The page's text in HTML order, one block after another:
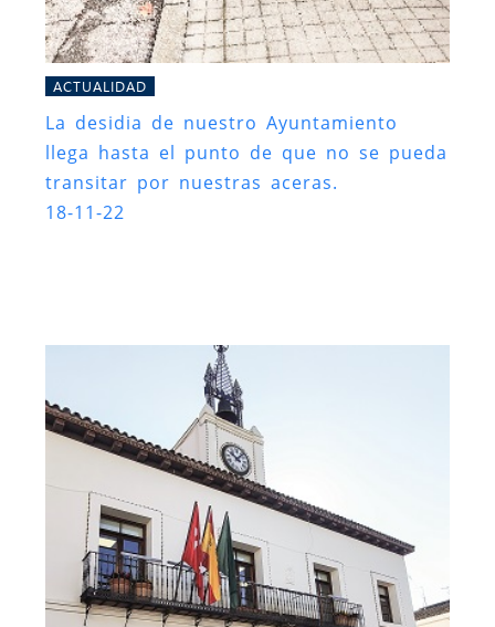
ACTUALIDAD
La desidia de nuestro Ayuntamiento
llega hasta el punto de que no se pueda
transitar por nuestras aceras.
18-11-22